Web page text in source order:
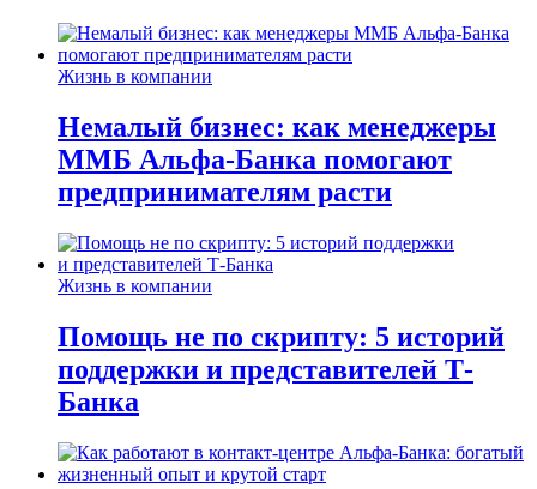
Жизнь в компании
Немалый бизнес: как менеджеры
ММБ Альфа-Банка помогают
предпринимателям расти
Жизнь в компании
Помощь не по скрипту: 5 историй
поддержки и представителей Т-
Банка